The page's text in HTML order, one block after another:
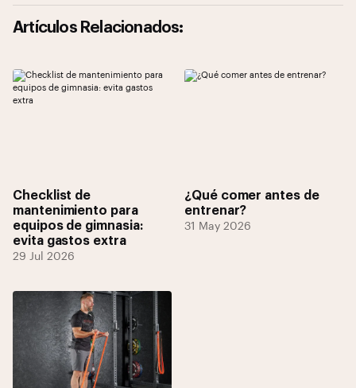
Artículos Relacionados:
Checklist de
mantenimiento para
equipos de gimnasia:
evita gastos extra
29 Jul 2026
¿Qué comer antes de
entrenar?
31 May 2026